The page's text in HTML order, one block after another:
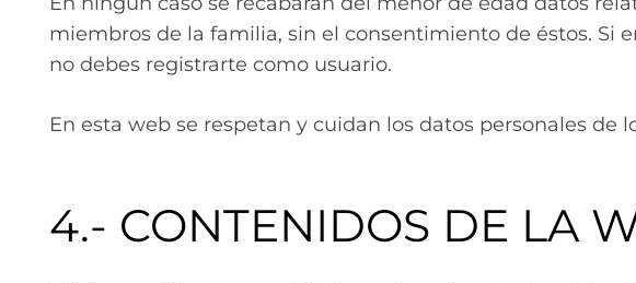
miembros de la familia, sin el consentimiento de éstos. Si
no debes registrarte como usuario.
En esta web se respetan y cuidan los datos personales de
4.- CONTENIDOS DE LA